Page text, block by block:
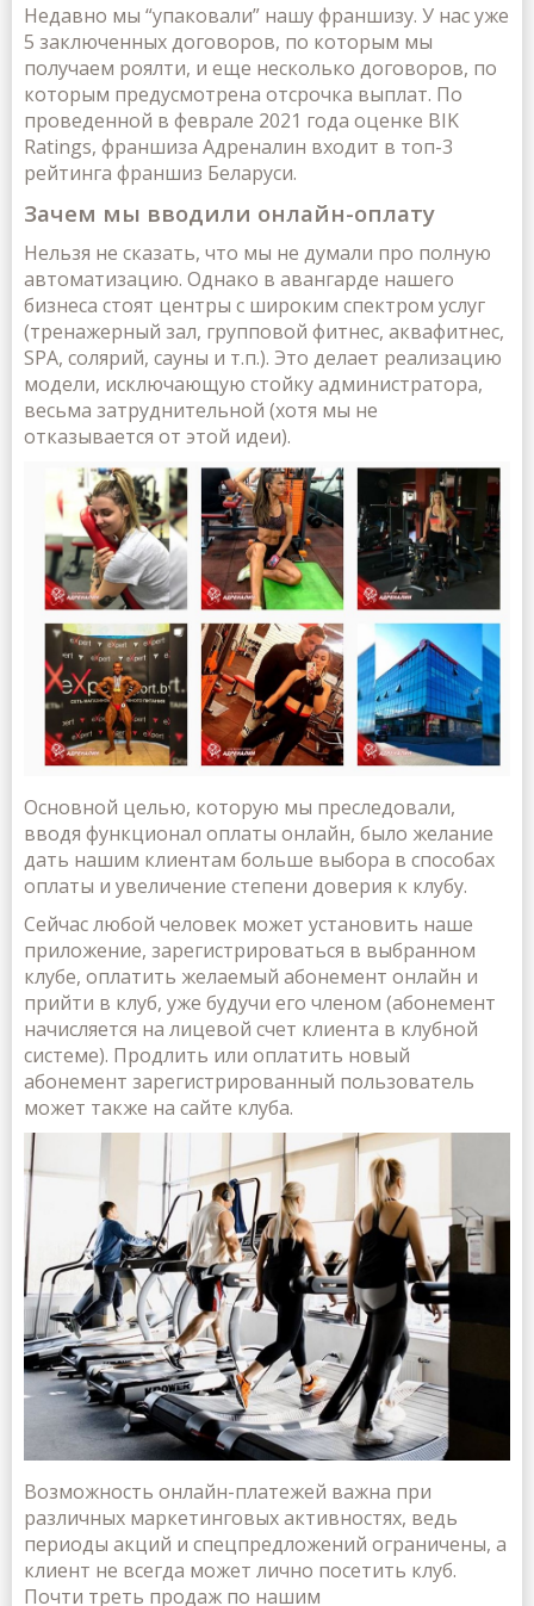
Недавно мы “упаковали” нашу франшизу. У нас уже
5 заключенных договоров, по которым мы
получаем роялти, и еще несколько договоров, по
которым предусмотрена отсрочка выплат. По
проведенной в феврале 2021 года оценке BIK
Ratings, франшиза Адреналин входит в топ-3
рейтинга франшиз Беларуси.
Зачем мы вводили онлайн-оплату
Нельзя не сказать, что мы не думали про полную
автоматизацию. Однако в авангарде нашего
бизнеса стоят центры с широким спектром услуг
(тренажерный зал, групповой фитнес, аквафитнес,
SPA, солярий, сауны и т.п.). Это делает реализацию
модели, исключающую стойку администратора,
весьма затруднительной (хотя мы не
отказывается от этой идеи).
Основной целью, которую мы преследовали,
вводя функционал оплаты онлайн, было желание
дать нашим клиентам больше выбора в способах
оплаты и увеличение степени доверия к клубу.
Сейчас любой человек может установить наше
приложение, зарегистрироваться в выбранном
клубе, оплатить желаемый абонемент онлайн и
прийти в клуб, уже будучи его членом (абонемент
начисляется на лицевой счет клиента в клубной
системе). Продлить или оплатить новый
абонемент зарегистрированный пользователь
может также на сайте клуба.
Возможность онлайн-платежей важна при
различных маркетинговых активностях, ведь
периоды акций и спецпредложений ограничены, а
клиент не всегда может лично посетить клуб.
Почти треть продаж по нашим